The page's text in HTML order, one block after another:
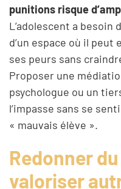
punitions risque
L’adolescent a besoin
d’un espace où il
ses peurs sans
Proposer une
psychologue ou un
l’impasse sans se
« mauvais élève ».
Redonner
valoriser